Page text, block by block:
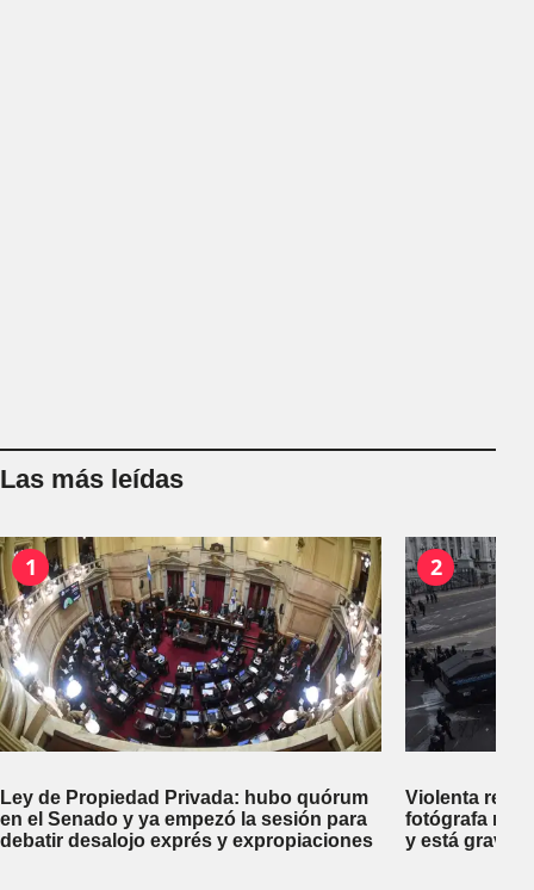
Las más leídas
1
Ley de Propiedad Privada: hubo quórum
en el Senado y ya empezó la sesión para
debatir desalojo exprés y expropiaciones
2
Violenta
fotógrafa
y está